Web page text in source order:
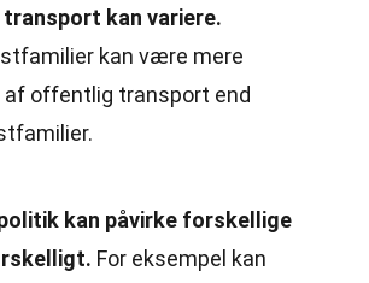
kan variere.
kan være mere
offentlig transport end
kan påvirke forskellige
For eksempel kan